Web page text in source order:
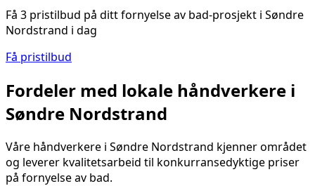
Få 3 pristilbud på dittfornyelse av bad-prosjekt i Søndre
Nordstrand i dag
Få pristilbud
Fordeler med lokale håndverkere i
Søndre Nordstrand
Våre håndverkere i Søndre Nordstrand kjenner området
og leverer kvalitetsarbeid til konkurransedyktige priser
på fornyelse av bad.